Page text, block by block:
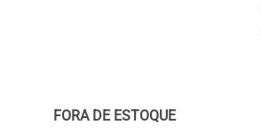
FORA DE ESTOQUE